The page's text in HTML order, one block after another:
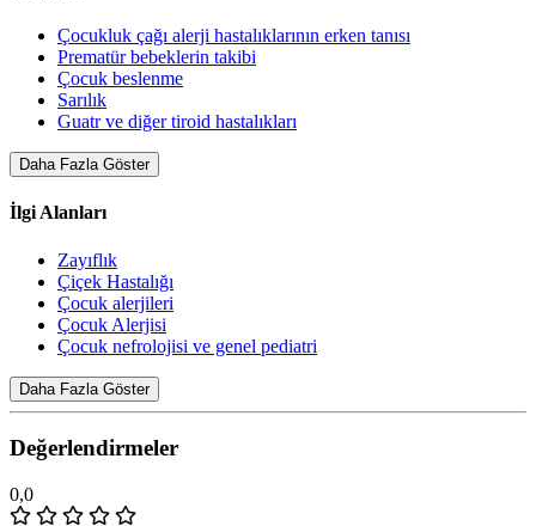
Çocukluk çağı alerji hastalıklarının erken tanısı
Prematür bebeklerin takibi
Çocuk beslenme
Sarılık
Guatr ve diğer tiroid hastalıkları
Daha Fazla Göster
İlgi Alanları
Zayıflık
Çiçek Hastalığı
Çocuk alerjileri
Çocuk Alerjisi
Çocuk nefrolojisi ve genel pediatri
Daha Fazla Göster
Değerlendirmeler
0,0